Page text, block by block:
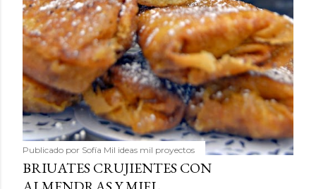
Publicado por Sofía Mil ideas mil proyectos
BRIUATES CRUJIENTES CON